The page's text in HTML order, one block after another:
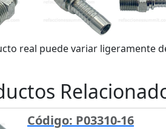
real puede variar ligeramente
Código: P03310-16